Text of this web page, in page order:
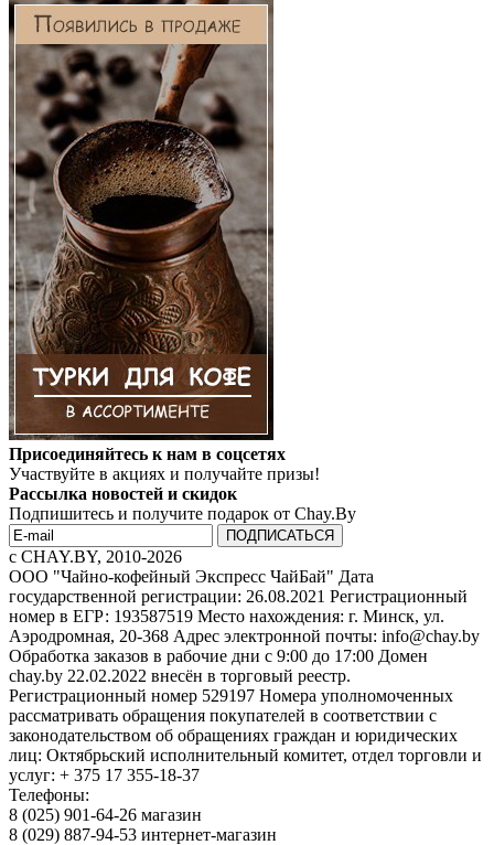
Присоединяйтесь к нам в соцсетях
Участвуйте в акциях и получайте призы!
Рассылка новостей и скидок
Подпишитесь и получите подарок от Chay.By
c CHAY.BY, 2010-2026
ООО "Чайно-кофейный Экспресс ЧайБай" Дата
государственной регистрации: 26.08.2021 Регистрационный
номер в ЕГР: 193587519 Место нахождения: г. Минск, ул.
Аэродромная, 20-368 Адрес электронной почты: info@chay.by
Обработка заказов в рабочие дни с 9:00 до 17:00 Домен
chay.by 22.02.2022 внесён в торговый реестр.
Регистрационный номер 529197 Номера уполномоченных
рассматривать обращения покупателей в соответствии с
законодательством об обращениях граждан и юридических
лиц: Октябрьский исполнительный комитет, отдел торговли и
услуг: + 375 17 355-18-37
Телефоны:
8 (025) 901-64-26 магазин
8 (029) 887-94-53 интернет-магазин